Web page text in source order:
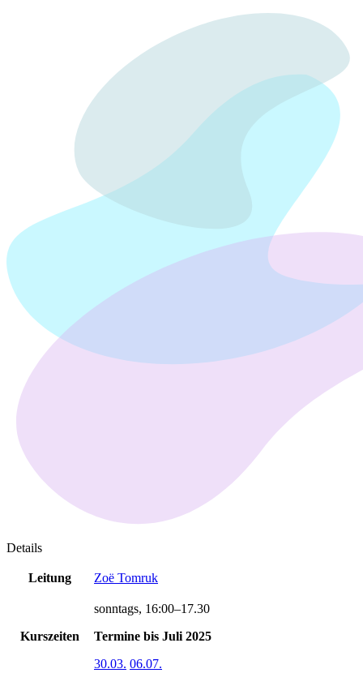
Details
Leitung Zoë Tomruk
Kurszeiten
sonntags, 16:00–17.30
Termine bis Juli 2025
30.03. 06.07.